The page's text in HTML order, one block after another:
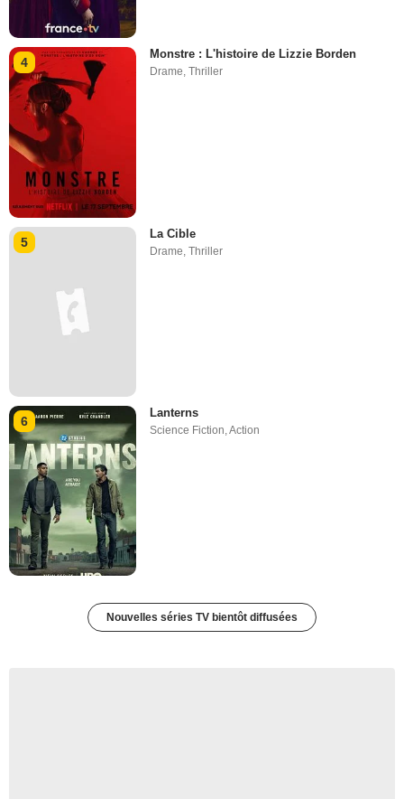
4
Monstre : L'histoire de Lizzie Borden
Drame,Thriller
5
La Cible
Drame ,Thriller
6
Lanterns
Science Fiction,Action
Nouvelles séries TV bientôt diffusées